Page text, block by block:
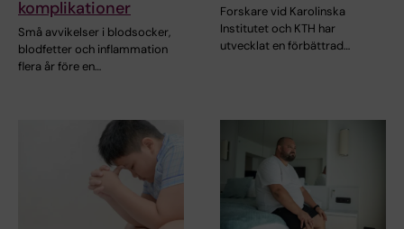
komplikationer
Små avvikelser i blodsocker,
blodfetter och inflammation
flera år före en…
Forskare vid Karolinska
Institutet och KTH har
utvecklat en förbättrad…